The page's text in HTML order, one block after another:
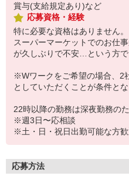
賞与(支給規定あり)など
応募資格・経験
特に必要な資格はありません。
スーパーマーケットでのお仕
が久しぶりで不安…という方で
※Wワークをご希望の場合、2
としていただくことが条件と
22時以降の勤務は深夜勤務の
※週3日〜応相談
※土・日・祝日出勤可能な方歓
応募方法